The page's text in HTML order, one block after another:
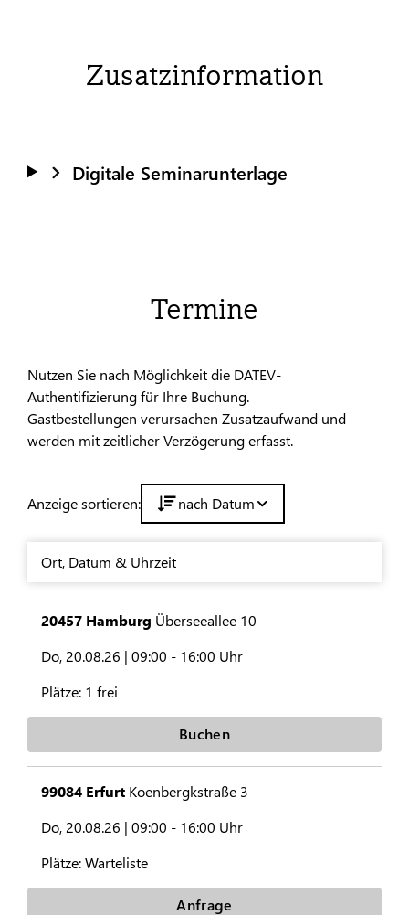
Zusatzinformation
Digitale Seminarunterlage
Termine
Nutzen Sie nach Möglichkeit die DATEV-
Authentifizierung für Ihre Buchung.
Gastbestellungen verursachen Zusatzaufwand und
werden mit zeitlicher Verzögerung erfasst.
Anzeige sortieren: nach Datum
Ort, Datum & Uhrzeit
20457 Hamburg Überseeallee 10
Do, 20.08.26 | 09:00 - 16:00 Uhr
Plätze: 1 frei
Buchen
99084 Erfurt Koenbergkstraße 3
Do, 20.08.26 | 09:00 - 16:00 Uhr
Plätze:Warteliste
Anfrage